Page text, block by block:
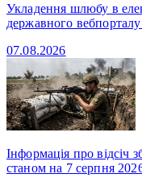
Укладення шлюбу в
державного
07.08.2026
Інформація про відсіч
станом на 7 серпня